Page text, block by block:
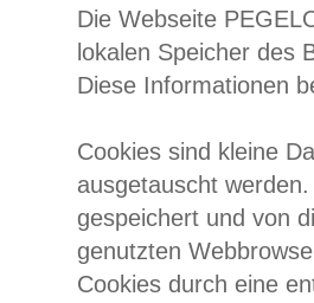
Die Webseite
lokalen Speicher des
Diese Informationen
Cookies sind kleine
ausgetauscht
gespeichert und von
genutzten
Cookies durch eine